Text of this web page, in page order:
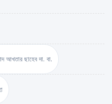
আখতার ছাহেব দা. বা.